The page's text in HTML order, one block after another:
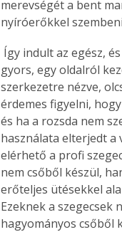
merevségét a bent
nyíróerőkkel
Így indult az egész,
gyors, egy oldalról
szerkezetre nézve,
érdemes figyelni,
és ha a rozsda nem
használata elterjedt
elérhető a profi
nem csőből készül,
erőteljes ütésekkel
Ezeknek a szegecsek
hagyományos csőből